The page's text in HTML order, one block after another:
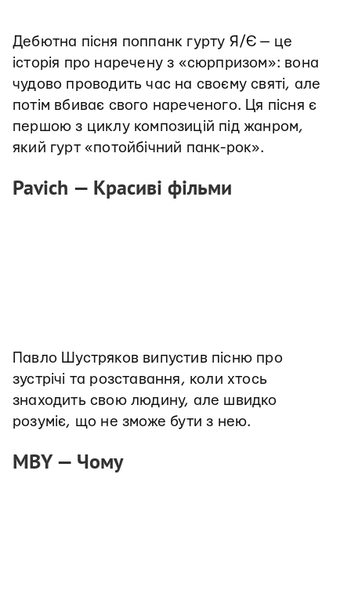
Дебютна пісня поппанк гурту Я/Є — це
історія про наречену з «сюрпризом»: вона
чудово проводить час на своєму святі, але
потім вбиває свого нареченого. Ця пісня є
першою з циклу композицій під жанром,
який гурт «потойбічний панк-рок».
Pavich — Красиві фільми
Павло Шустряков випустив пісню про
зустрічі та розставання, коли хтось
знаходить свою людину, але швидко
розуміє, що не зможе бути з нею.
MBY — Чому